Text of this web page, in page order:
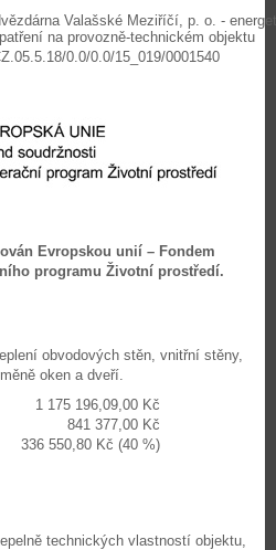
Valašské Meziříčí, p. o. -
na provozně-technickém objektu
0.0/0.0/15_019/0001540
Evropskou unií – Fondem
programu Životní prostředí.
obvodových stěn, vnitřní stěny,
oken a dveří.
1 175 196,09,00 Kč
841 377,00 Kč
336 550,80 Kč (40 %)
technických vlastností objektu,